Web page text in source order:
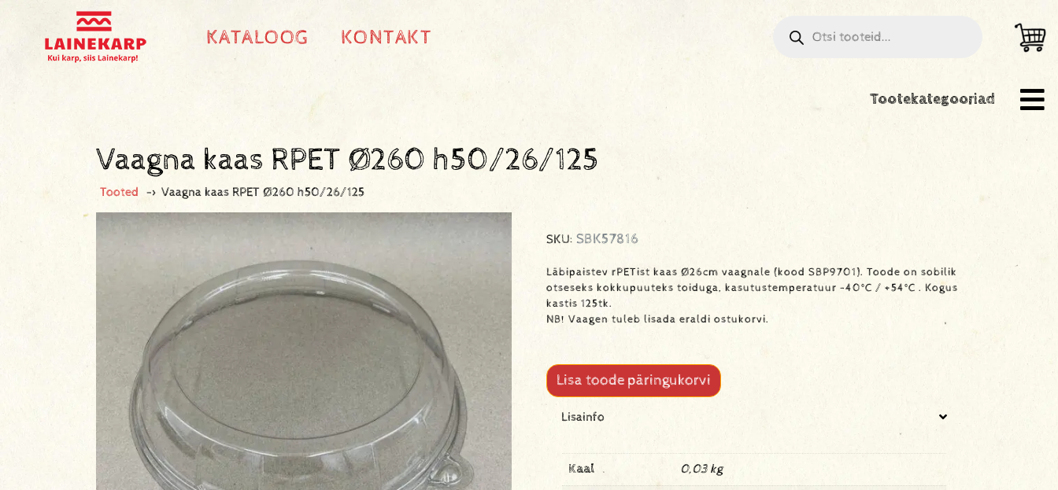
KATALOOG KONTAKT
Tootekategooriad
Vaagna kaas RPET Ø260 h50/26/125
Tooted -> Vaagna kaas RPET Ø260 h50/26/125
SKU: SBK57816
Läbipaistev rPETist kaas Ø26cm vaagnale (kood SBP9701). Toode on sobilik
otseseks kokkupuuteks toiduga, kasutustemperatuur -40°C / +54°C . Kogus
kastis 125tk.
NB! Vaagen tuleb lisada eraldi ostukorvi.
Lisa toode päringukorvi
Lisainfo
Kaal 0,03 kg